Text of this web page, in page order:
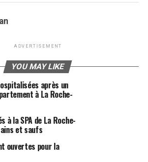
ADVERTISEMENT
YOU MAY LIKE
après un
à La Roche-
à la SPA de La Roche-
et saufs
ouvertes pour la